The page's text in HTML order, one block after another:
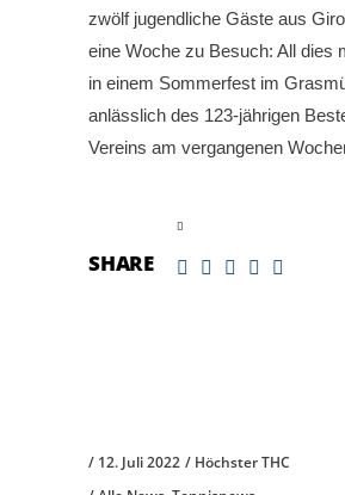
zwölf jugendliche Gäste aus
eine Woche zu Besuch: All dies
in einem Sommerfest im
anlässlich des 123-jährigen
Vereins am vergangenen
SHARE
12. Juli 2022
Höchster THC